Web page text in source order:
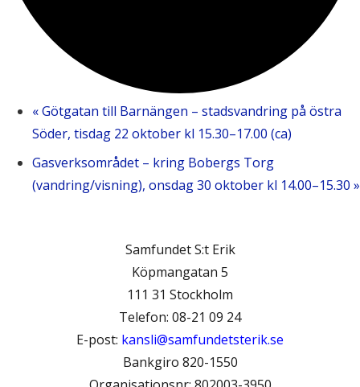
«Götgatan till Barnängen – stadsvandring på östra
Söder, tisdag 22 oktober kl 15.30–17.00 (ca)
Gasverksområdet – kring Bobergs Torg
(vandring/visning), onsdag 30 oktober kl 14.00–15.30 »
Samfundet S:t Erik
Köpmangatan 5
111 31 Stockholm
Telefon: 08-21 09 24
E-post: kansli@samfundetsterik.se
Bankgiro 820-1550